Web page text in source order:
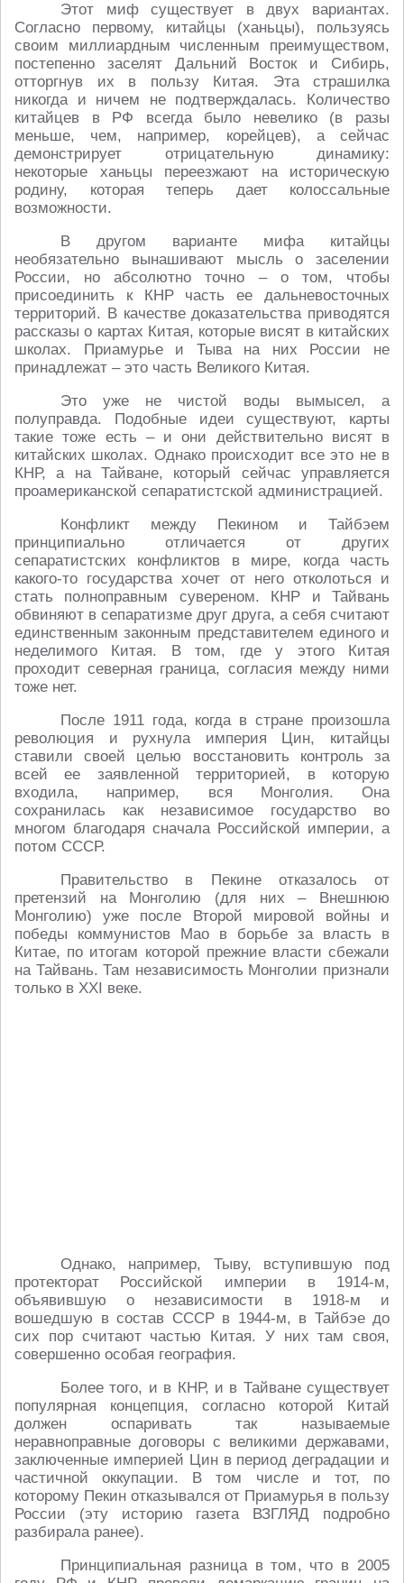
Этот миф существует в двух вариантах.
Согласно первому, китайцы (ханьцы), пользуясь
своим миллиардным численным преимуществом,
постепенно заселят Дальний Восток и Сибирь,
отторгнув их в пользу Китая. Эта страшилка
никогда и ничем не подтверждалась. Количество
китайцев в РФ всегда было невелико (в разы
меньше, чем, например, корейцев), а сейчас
демонстрирует отрицательную динамику:
некоторые ханьцы переезжают на историческую
родину, которая теперь дает колоссальные
возможности.
В другом варианте мифа китайцы
необязательно вынашивают мысль о заселении
России, но абсолютно точно – о том, чтобы
присоединить к КНР часть ее дальневосточных
территорий. В качестве доказательства приводятся
рассказы о картах Китая, которые висят в китайских
школах. Приамурье и Тыва на них России не
принадлежат – это часть Великого Китая.
Это уже не чистой воды вымысел, а
полуправда. Подобные идеи существуют, карты
такие тоже есть – и они действительно висят в
китайских школах. Однако происходит все это не в
КНР, а на Тайване, который сейчас управляется
проамериканской сепаратистской администрацией.
Конфликт между Пекином и Тайбэем
принципиально отличается от других
сепаратистских конфликтов в мире, когда часть
какого-то государства хочет от него отколоться и
стать полноправным сувереном. КНР и Тайвань
обвиняют в сепаратизме друг друга, а себя считают
единственным законным представителем единого и
неделимого Китая. В том, где у этого Китая
проходит северная граница, согласия между ними
тоже нет.
После 1911 года, когда в стране произошла
революция и рухнула империя Цин, китайцы
ставили своей целью восстановить контроль за
всей ее заявленной территорией, в которую
входила, например, вся Монголия. Она
сохранилась как независимое государство во
многом благодаря сначала Российской империи, а
потом СССР.
Правительство в Пекине отказалось от
претензий на Монголию (для них – Внешнюю
Монголию) уже после Второй мировой войны и
победы коммунистов Мао в борьбе за власть в
Китае, по итогам которой прежние власти сбежали
на Тайвань. Там независимость Монголии признали
только в XXI веке.
Однако, например, Тыву, вступившую под
протекторат Российской империи в 1914-м,
объявившую о независимости в 1918-м и
вошедшую в состав СССР в 1944-м, в Тайбэе до
сих пор считают частью Китая. У них там своя,
совершенно особая география.
Более того, и в КНР, и в Тайване существует
популярная концепция, согласно которой Китай
должен оспаривать так называемые
неравноправные договоры с великими державами,
заключенные империей Цин в период деградации и
частичной оккупации. В том числе и тот, по
которому Пекин отказывался от Приамурья в пользу
России (эту историю газета ВЗГЛЯД подробно
разбирала ранее).
Принципиальная разница в том, что в 2005